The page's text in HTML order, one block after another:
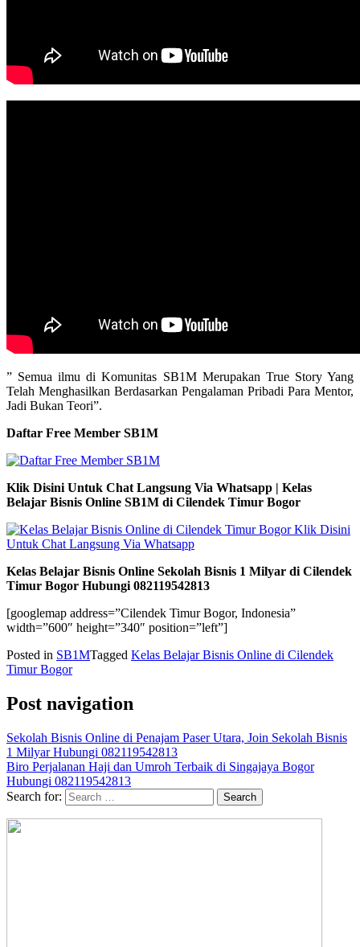
” Semua ilmu di Komunitas SB1M Merupakan True Story Yang
Telah Menghasilkan Berdasarkan Pengalaman Pribadi Para Mentor,
Jadi Bukan Teori”.
Daftar Free Member SB1M
Klik Disini Untuk Chat Langsung Via Whatsapp | Kelas
Belajar Bisnis Online SB1M di Cilendek Timur Bogor
Kelas Belajar Bisnis Online Sekolah Bisnis 1 Milyar di Cilendek
Timur Bogor Hubungi 082119542813
[googlemap address=”Cilendek Timur Bogor, Indonesia”
width=”600″ height=”340″ position=”left”]
Posted in SB1MTagged Kelas Belajar Bisnis Online di Cilendek
Timur Bogor
Post navigation
Sekolah Bisnis Online di Penajam Paser Utara, Join Sekolah Bisnis
1 Milyar Hubungi 082119542813
Biro Perjalanan Haji dan Umroh Terbaik di Singajaya Bogor
Hubungi 082119542813
Search for: